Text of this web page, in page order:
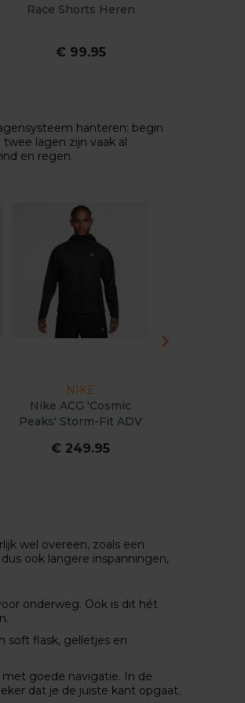
Race Shorts Heren
€ 99.95
hanteren: begin
lagen zijn vaak al
en regen.
NIKE
Nike ACG 'Cosmic
Peaks' Storm-Fit ADV
€ 249.95
wel overeen, zoals een
ook langere inspanningen,
onderweg. Ook is dit hét
soft flask, gelletjes en
goede navigatie. In de
dat je de juiste kant opgaat.